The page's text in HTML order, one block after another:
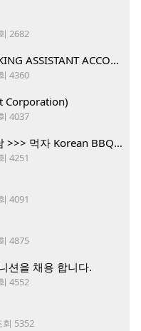
2682
HIRING KOREAN/ENGLISH SPEAKING ASSISTANT ACCOUNT MANAGER
4360
Corporation)
4037
새롭게 오픈하는 (구)타코마 뉴강남 >>> 먹자 Korean BBQ 구인중
4251
4091
4875
션을 채용 합니다.
4552
회 5352